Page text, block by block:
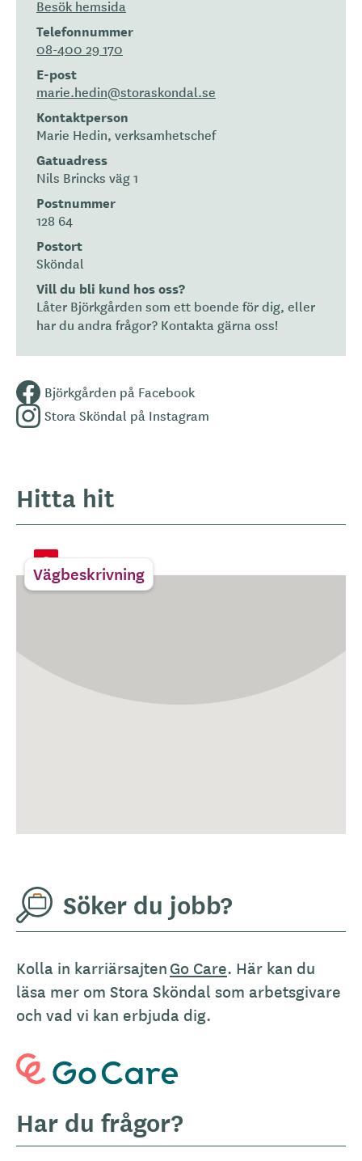
Besök hemsida
Telefonnummer
08-400 29 170
E-post
marie.hedin@storaskondal.se
Kontaktperson
Marie Hedin, verksamhetschef
Gatuadress
Nils Brincks väg 1
Postnummer
128 64
Postort
Sköndal
Vill du bli kund hos oss?
Låter Björkgården som ett boende för dig, eller
har du andra frågor? Kontakta gärna oss!
Björkgården på Facebook
Stora Sköndal på Instagram
Hitta hit
Vägbeskrivning
Söker du jobb?
Kolla in karriärsajtenGo Care. Här kan du
läsa mer om Stora Sköndal som arbetsgivare
och vad vi kan erbjuda dig.
Har du frågor?